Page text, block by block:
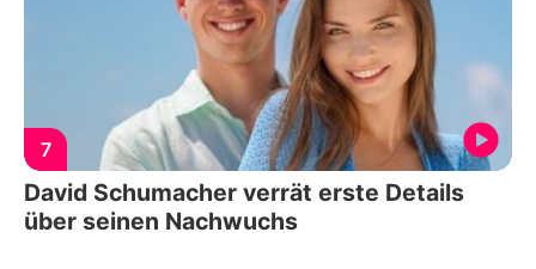
7
David Schumacher verrät erste Details
über seinen Nachwuchs